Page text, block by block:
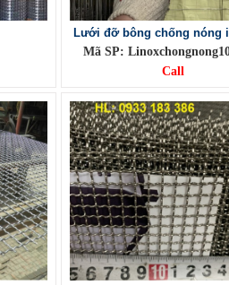
Lưới đỡ bông chống nóng
Mã SP:
Call